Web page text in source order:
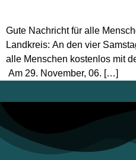
Gute Nachricht für alle
Landkreis: An den vier
alle Menschen kostenlos mit
Am 29. November, 06. […]